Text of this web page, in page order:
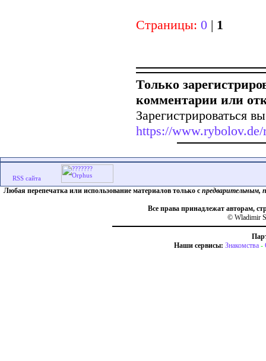
Страницы: 0 | 1
Только
комментарии или
Зарегистрироваться
https://www.rybolov.de/
Любая перепечатка или использование материалов только с предварительным,
Все права принадлежат авторам,
© Wladimir
Наши сервисы: Знакомства -